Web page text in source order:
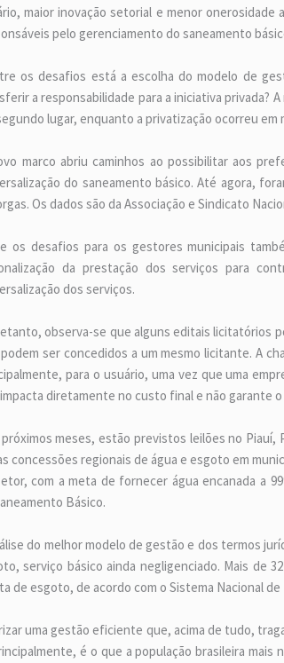
maior inovação setorial e menor
pelo gerenciamento do saneamento
os desafios está a escolha do modelo de
a responsabilidade para a iniciativa privada?
lugar, enquanto a privatização ocorreu
marco abriu caminhos ao possibilitar aos
do saneamento básico. Até agora,
Os dados são da Associação e Sindicato
os desafios para os gestores municipais
da prestação dos serviços para
dos serviços.
observa-se que alguns editais licitatórios
ser concedidos a um mesmo licitante. A
para o usuário, uma vez que uma
diretamente no custo final e não garante
meses, estão previstos leilões no Piauí,
concessões regionais de água e esgoto em
com a meta de fornecer água encanada a
Básico.
do melhor modelo de gestão e dos termos
serviço básico ainda negligenciado. Mais de
de esgoto, de acordo com o Sistema Nacional
uma gestão eficiente que, acima de tudo,
é o que a população brasileira